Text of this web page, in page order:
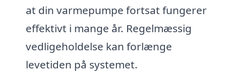
at din varmepumpe fortsat fungerer
effektivt i mange år. Regelmæssig
vedligeholdelse kan forlænge
levetiden på systemet.